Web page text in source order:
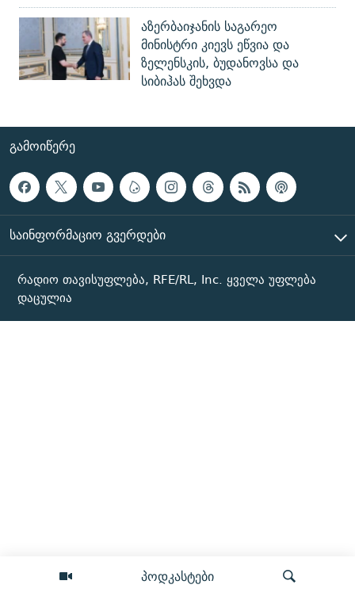
პოდკასტები
აზერბაიჯანის საგარეო
მინისტრი კიევს ეწვია და
ზელენსკის, ბუდანოვსა და
სიბიჰას შეხვდა
ᲒᲐᲛᲝᲘᲬᲔᲠᲔ
ᲡᲐᲘᲜᲤᲝᲠᲛᲐᲪᲘᲝ ᲒᲕᲔᲠᲓᲔᲑᲘ
რადიო თავისუფლება, RFE/RL, Inc. ყველა უფლება
დაცულია